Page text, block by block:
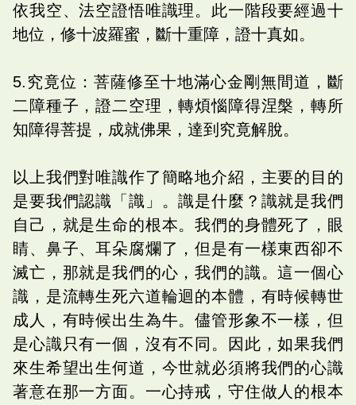
依我空、法空證悟唯識理。此一階段要經過十
地位，修十波羅蜜，斷十重障，證十真如。
5.究竟位：菩薩修至十地滿心金剛無間道，斷
二障種子，證二空理，轉煩惱障得涅槃，轉所
知障得菩提，成就佛果，達到究竟解脫。
以上我們對唯識作了簡略地介紹，主要的目的
是要我們認識「識」。識是什麼？識就是我們
自己，就是生命的根本。我們的身體死了，眼
睛、鼻子、耳朵腐爛了，但是有一樣東西卻不
滅亡，那就是我們的心，我們的識。這一個心
識，是流轉生死六道輪迴的本體，有時候轉世
成人，有時候出生為牛。儘管形象不一樣，但
是心識只有一個，沒有不同。因此，如果我們
來生希望出生何道，今世就必須將我們的心識
著意在那一方面。一心持戒，守住做人的根本